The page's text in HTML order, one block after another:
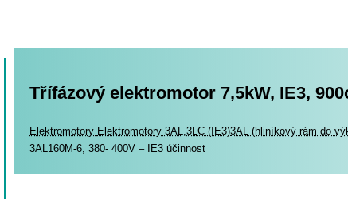
Třífázový elektromotor 7,5kW, IE3,
Elektromotory Elektromotory
Elektromotory 3AL,3LC (IE3)3AL (hliníkový rám do
3AL160M-6, 380- 400V – IE3 účinnost